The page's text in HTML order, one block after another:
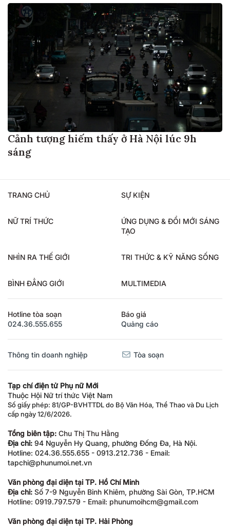
Cảnh tượng hiếm thấy ở Hà Nội lúc 9h
sáng
TRANG CHỦ SỰ KIỆN
NỮ TRÍ THỨC
ỨNG DỤNG & ĐỔI MỚI SÁNG
TẠO
NHÌN RA THẾ GIỚI TRI THỨC & KỸ NĂNG SỐNG
BÌNH ĐẲNG GIỚI MULTIMEDIA
Hotline tòa soạn
024.36.555.655
Báo giá
Quảng cáo
Thông tin doanh nghiệp Tòa soạn
Tạp chí điện tử Phụ nữ Mới
Thuộc Hội Nữ trí thức Việt Nam
Số giấy phép: 81/GP-BVHTTDL do Bộ Văn Hóa, Thể Thao và Du Lịch
cấp ngày 12/6/2026.
Tổng biên tập: Chu Thị Thu Hằng
Địa chỉ: 94 Nguyễn Hy Quang, phường Đống Đa, Hà Nội.
Hotline: 024.36.555.655 - 0913.212.736 - Email:
tapchi@phunumoi.net.vn
Văn phòng đại diện tại TP. Hồ Chí Minh
Địa chỉ: Số 7-9 Nguyễn Bỉnh Khiêm, phường Sài Gòn, TP.HCM
Hotline: 0919.797.579 - Email: phunumoihcm@gmail.com
Văn phòng đại diện tại TP. Hải Phòng